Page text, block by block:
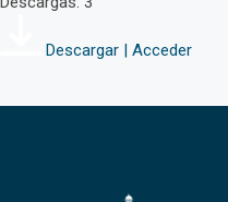
Descargar | Acceder